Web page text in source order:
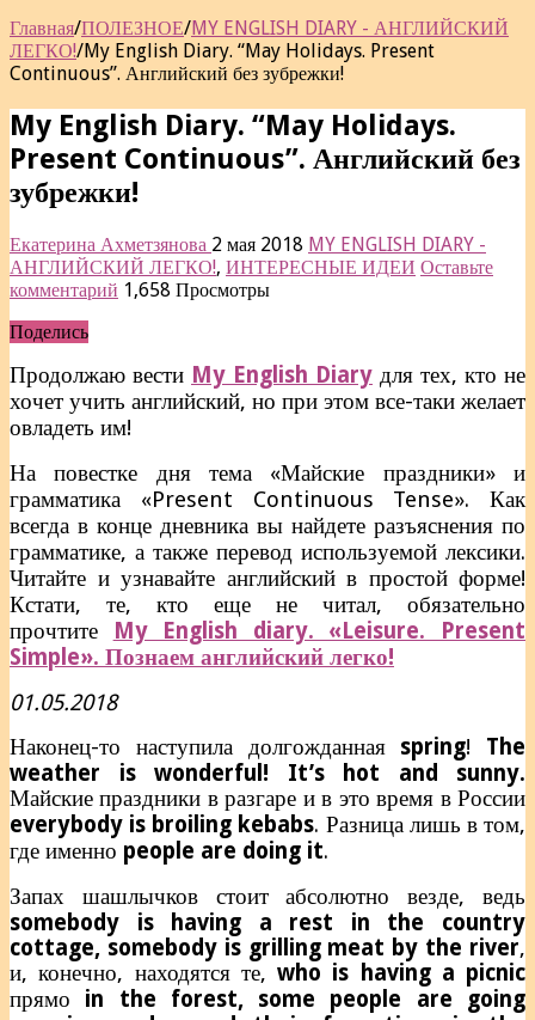
Главная/ПОЛЕЗНОЕ/MY ENGLISH DIARY - АНГЛИЙСКИЙ
ЛЕГКО!/My English Diary. “May Holidays. Present
Continuous”. Английский без зубрежки!
My English Diary. “May Holidays.
Present Continuous”. Английский без
зубрежки!
Екатерина Ахметзянова 2 мая 2018 MY ENGLISH DIARY -
АНГЛИЙСКИЙ ЛЕГКО!, ИНТЕРЕСНЫЕ ИДЕИ Оставьте
комментарий 1,658 Просмотры
Поделись
Продолжаю вести My English Diary для тех, кто не
хочет учить английский, но при этом все-таки желает
овладеть им!
На повестке дня тема «Майские праздники» и
грамматика «Present Continuous Tense». Как
всегда в конце дневника вы найдете разъяснения по
грамматике, а также перевод используемой лексики.
Читайте и узнавайте английский в простой форме!
Кстати, те, кто еще не читал, обязательно
прочтите
My English diary. «Leisure. Present
Simple». Познаем английский легко!
01.05.2018
Наконец-то наступила долгожданная spring! The
weather is wonderful!
It’s hot and sunny.
Майские праздники в разгаре и в это время в России
everybody is broiling kebabs. Разница лишь в том,
где именно people are doing it.
Запах шашлычков стоит абсолютно везде, ведь
somebody is having a rest in the country
cottage, somebody is grilling meat by the river,
и, конечно, находятся те, who is having a picnic
прямо in the forest, some people are going